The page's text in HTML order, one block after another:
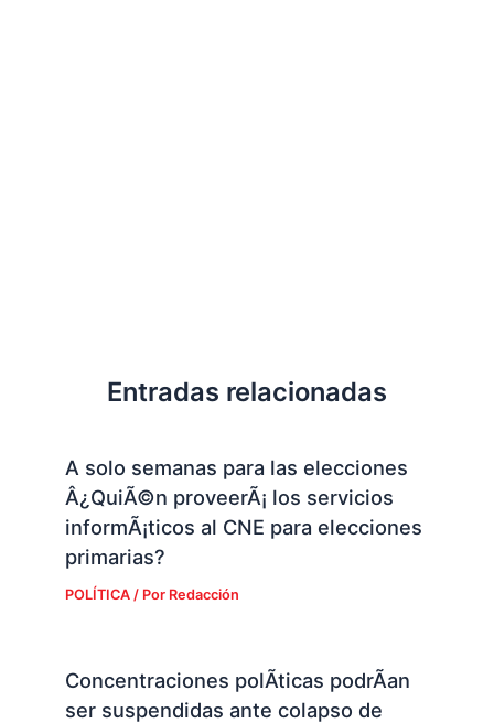
Entradas relacionadas
A solo semanas para las elecciones
Â¿QuiÃ©n proveerÃ¡ los servicios
informÃ¡ticos al CNE para elecciones
primarias?
POLÍTICA/ Por Redacción
Concentraciones polÃ­ticas podrÃ­an
ser suspendidas ante colapso de